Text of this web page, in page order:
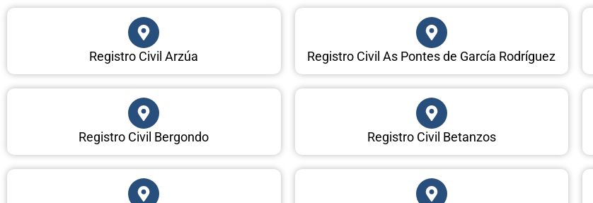
Registro Civil Arzúa Registro Civil As Pontes de García Rodríguez
Registro Civil Bergondo Registro Civil Betanzos